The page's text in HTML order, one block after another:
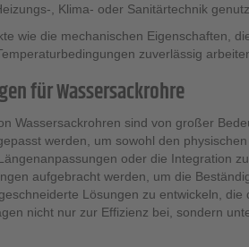
, Klima- oder Sanitärtechnik
wie die mechanischen Eigenschaften,
zuverlässig
für Wassersackrohre
Wassersackrohren sind von großer
werden, um sowohl den
oder die Integration
aufgebracht werden, um die
Lösungen zu entwickeln,
nicht nur zur Effizienz bei, sondern